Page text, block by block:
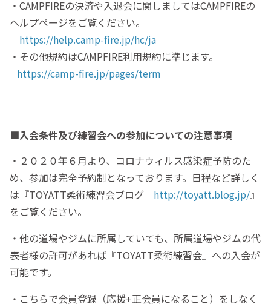
・CAMPFIREの決済や入退会に関しましてはCAMPFIREの
ヘルプページをご覧ください。
https://help.camp-fire.jp/hc/ja
・その他規約はCAMPFIRE利用規約に準じます。
https://camp-fire.jp/pages/term
■入会条件及び練習会への参加についての注意事項
・２０２０年６月より、コロナウィルス感染症予防のた
め、参加は完全予約制となっております。日程など詳しく
は『TOYATT柔術練習会ブログ http://toyatt.blog.jp/』
をご覧ください。
・他の道場やジムに所属していても、所属道場やジムの代
表者様の許可があれば『TOYATT柔術練習会』への入会が
可能です。
・こちらで会員登録（応援+正会員になること）をしなく